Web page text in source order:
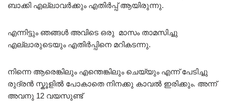
ബാക്കി എല്ലാവർക്കും എതിർപ്പ് ആയിരുന്നു.
എന്നിട്ടും ഞങ്ങൾ അവിടെ ഒരു മാസം താമസിച്ചു
എല്ലാരുടെയും എതിർപ്പിനെ മറികടന്നു.
നിന്നെ ആരെങ്കിലും എന്തെങ്കിലും ചെയ്യും എന്ന് പേടിച്ചു
രുദ്രൻ സ്കൂളിൽ പോകാതെ നിനക്കു കാവൽ ഇരിക്കും. അന്ന്‌
അവനു 12 വയസുണ്ട്